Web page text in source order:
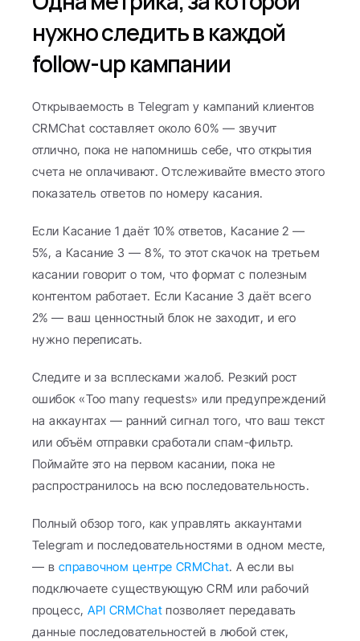
нужно следить в каждой
follow-up кампании
Открываемость в Telegram у кампаний клиентов
CRMChat составляет около 60% — звучит
отлично, пока не напомнишь себе, что открытия
счета не оплачивают. Отслеживайте вместо этого
показатель ответов по номеру касания.
Если Касание 1 даёт 10% ответов, Касание 2 —
5%, а Касание 3 — 8%, то этот скачок на третьем
касании говорит о том, что формат с полезным
контентом работает. Если Касание 3 даёт всего
2% — ваш ценностный блок не заходит, и его
нужно переписать.
Следите и за всплесками жалоб. Резкий рост
ошибок «Too many requests» или предупреждений
на аккаунтах — ранний сигнал того, что ваш текст
или объём отправки сработали спам-фильтр.
Поймайте это на первом касании, пока не
распространилось на всю последовательность.
Полный обзор того, как управлять аккаунтами
Telegram и последовательностями в одном месте,
— в справочном центре CRMChat. А если вы
подключаете существующую CRM или рабочий
процесс, API CRMChat позволяет передавать
данные последовательностей в любой стек,